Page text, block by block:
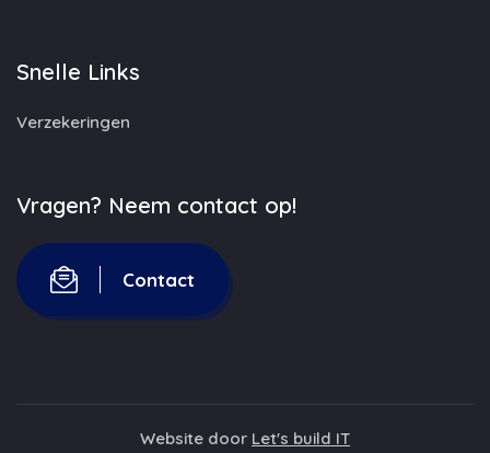
Snelle Links
Verzekeringen
Vragen? Neem contact op!
Contact
Website door Let's build IT